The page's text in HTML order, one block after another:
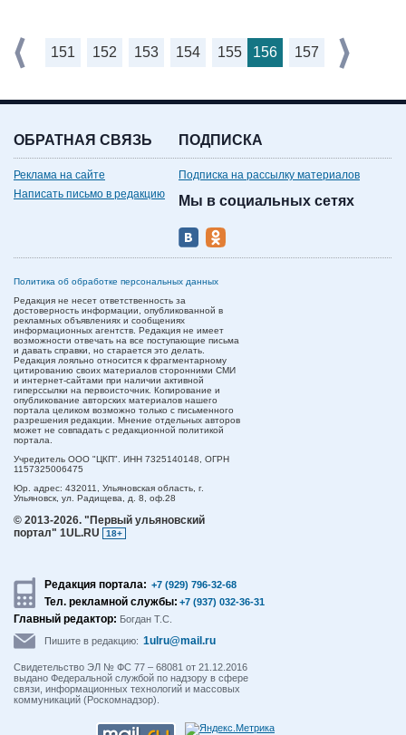
151 152 153 154 155 156 157
ОБРАТНАЯ СВЯЗЬ
Реклама на сайте
Написать письмо в редакцию
ПОДПИСКА
Подписка на рассылку материалов
Мы в социальных сетях
Политика об обработке персональных данных
Редакция не несет ответственность за
достоверность информации, опубликованной в
рекламных объявлениях и сообщениях
информационных агентств. Редакция не имеет
возможности отвечать на все поступающие письма
и давать справки, но старается это делать.
Редакция лояльно относится к фрагментарному
цитированию своих материалов сторонними СМИ
и интернет-сайтами при наличии активной
гиперссылки на первоисточник. Копирование и
опубликование авторских материалов нашего
портала целиком возможно только с письменного
разрешения редакции. Мнение отдельных авторов
может не совпадать с редакционной политикой
портала.
Учредитель ООО "ЦКП". ИНН 7325140148, ОГРН
1157325006475
Юр. адрес: 432011, Ульяновская область, г.
Ульяновск, ул. Радищева, д. 8, оф.28
© 2013-2026. "Первый ульяновский
портал" 1UL.RU
18+
Редакция портала: +7 (929) 796-32-68
Тел. рекламной службы: +7 (937) 032-36-31
Главный редактор: Богдан Т.С.
Пишите в редакцию: 1ulru@mail.ru
Свидетельство ЭЛ № ФС 77 – 68081 от 21.12.2016
выдано Федеральной службой по надзору в сфере
связи, информационных технологий и массовых
коммуникаций (Роскомнадзор).